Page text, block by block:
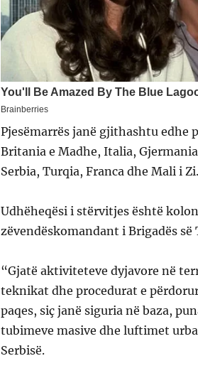
Pjesëmarrës janë gjithashtu edhe
Britania e Madhe, Italia,
Serbia, Turqia, Franca dhe Mali i Zi.
Udhëheqësi i stërvitjes është
zëvendëskomandant i Brigadës së
“Gjatë aktiviteteve dyjavore në
teknikat dhe procedurat e
paqes, siç janë siguria në baza,
tubimeve masive dhe luftimet
Serbisë.